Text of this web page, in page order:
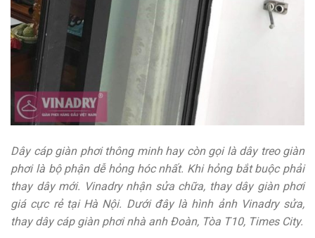
Dây cáp giàn phơi thông minh hay còn gọi là dây treo giàn
phơi là bộ phận dễ hỏng hóc nhất. Khi hỏng bắt buộc phải
thay dây mới. Vinadry nhận sửa chữa, thay dây giàn phơi
giá cực rẻ tại Hà Nội. Dưới đây là hình ảnh Vinadry sửa,
thay dây cáp giàn phơi nhà anh Đoàn, Tòa T10, Times City.